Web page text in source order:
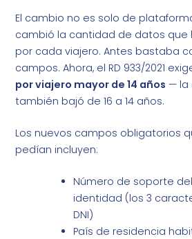
El cambio no es solo de
cambió la cantidad de datos que
por cada viajero. Antes bastaba
campos. Ahora, el RD 933/2021
por viajero mayor de 14 años — la
también bajó de 16 a 14 años.
Los nuevos campos obligatorios
pedían incluyen:
Número de soporte
identidad (los 3
DNI)
País de residencia